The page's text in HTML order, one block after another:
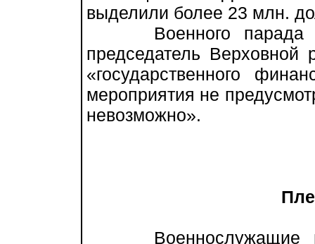
выделили более 23 млн.
Военного парада в
председатель
«государственного
мероприятия не
невозможно».
Военнослужащие